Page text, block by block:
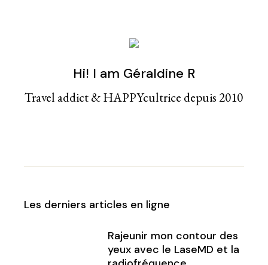
Hi! I am Géraldine R
Travel addict & HAPPYcultrice depuis 2010
Les derniers articles en ligne
Rajeunir mon contour des
yeux avec le LaseMD et la